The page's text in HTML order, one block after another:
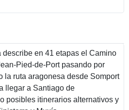
describe en 41 etapas el Camino
Pied-de-Port pasando por
la ruta aragonesa desde Somport
llegar a Santiago de
posibles itinerarios alternativos y